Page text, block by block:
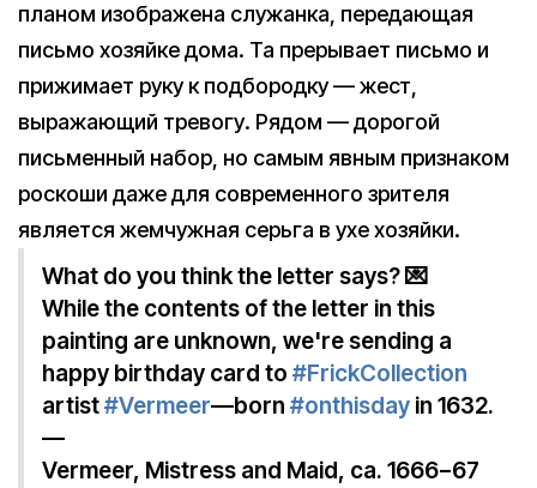
планом изображена служанка, передающая
письмо хозяйке дома. Та прерывает письмо и
прижимает руку к подбородку — жест,
выражающий тревогу. Рядом — дорогой
письменный набор, но самым явным признаком
роскоши даже для современного зрителя
является жемчужная серьга в ухе хозяйки.
What do you think the letter says? 💌
While the contents of the letter in this
painting are unknown, we're sending a
happy birthday card to #FrickCollection
artist#Vermeer—born #onthisday in 1632.
—
Vermeer, Mistress and Maid, ca. 1666−67